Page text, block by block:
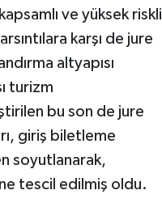
ve yüksek riskli
karşı de jure
altyapısı
turizm
bu son de jure
giriş biletleme
soyutlanarak,
tescil edilmiş oldu.